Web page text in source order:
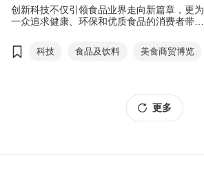
食品及饮料
家庭用品
健康及美容产品
创新科技不仅引领食品业界走向新篇章，更为
一众追求健康、环保和优质食品的消费者带来
行的亚洲饮食界盛事 “美食商贸博览“，展出自
家研发的 “无酒精“ 啤酒，藉展览平台在产品正
科技 食品及饮料 美食商贸博览
更多